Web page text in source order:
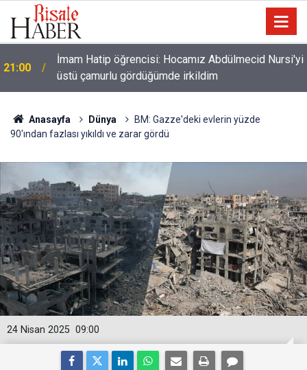
21:00
İmam Hatip öğrencisi: Hocamız Abdülmecid Nursi'yi
üstü çamurlu gördüğümde irkildim
Anasayfa Dünya
BM: Gazze'deki evlerin yüzde
90'ından fazlası yıkıldı ve zarar gördü
09:00
24 Nisan 2025